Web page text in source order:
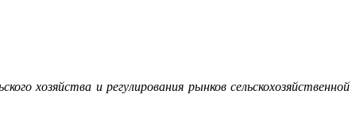
и регулирования рынков сельскохозяйственной